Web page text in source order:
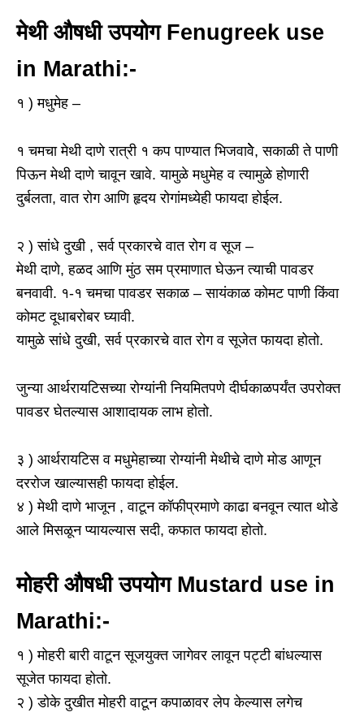
मेथी औषधी उपयोग Fenugreek use
in Marathi:-
१ ) मधुमेह –
१ चमचा मेथी दाणे रात्री १ कप पाण्यात भिजवावेेे, सकाळी ते पाणी
पिऊन मेथी दाणे चावून खावे. यामुळे मधुमेह व त्यामुळे होणारी
दुर्बलता, वात रोग आणि हृदय रोगांमध्येही फायदा होईल.
२ ) सांधे दुखी , सर्व प्रकारचे वात रोग व सूज –
मेथी दाणे, हळद आणि मुंठ सम प्रमाणात घेऊन त्याची पावडर
बनवावी. १-१ चमचा पावडर सकाळ – सायंकाळ कोमट पाणी किंवा
कोमट दूधाबरोबर घ्यावी.
यामुळे सांधे दुखी, सर्व प्रकारचे वात रोग व सूजेत फायदा होतो.
जुन्या आर्थरायटिसच्या रोग्यांनी नियमितपणे दीर्घकाळपर्यंत उपरोक्त
पावडर घेतल्यास आशादायक लाभ होतो.
३ ) आर्थरायटिस व मधुमेहाच्या रोग्यांनी मेथीचे दाणे मोड आणून
दररोज खाल्यासही फायदा होईल.
४ ) मेथी दाणे भाजून , वाटून कॉफीप्रमाणे काढा बनवून त्यात थोडे
आले मिसळून प्यायल्यास सदी, कफात फायदा होतो.
मोहरी औषधी उपयोग Mustard use in
Marathi:-
१ ) मोहरी बारी वाटून सूजयुक्त जागेवर लावून पट्टी बांधल्यास
सूजेत फायदा होतो.
२ ) डोके दुखीत मोहरी वाटून कपाळावर लेप केल्यास लगेच